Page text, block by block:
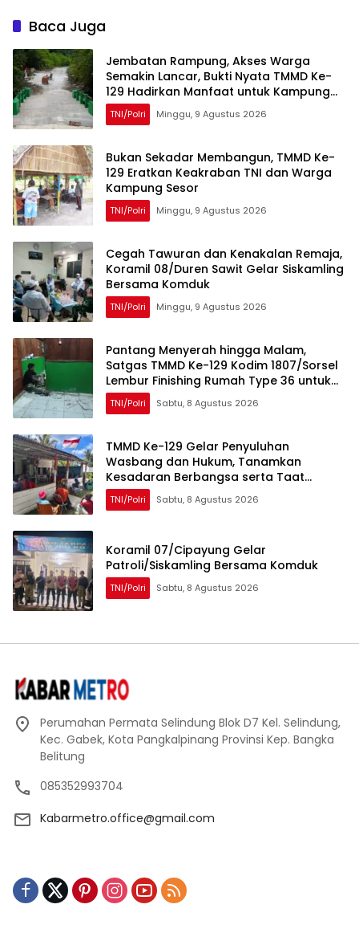
Baca Juga
Jembatan Rampung, Akses Warga
Semakin Lancar, Bukti Nyata TMMD Ke-
129 Hadirkan Manfaat untuk Kampung
Sesor
TNI/Polri Minggu, 9 Agustus 2026
Bukan Sekadar Membangun, TMMD Ke-
129 Eratkan Keakraban TNI dan Warga
Kampung Sesor
TNI/Polri Minggu, 9 Agustus 2026
Cegah Tawuran dan Kenakalan Remaja,
Koramil 08/Duren Sawit Gelar Siskamling
Bersama Komduk
TNI/Polri Minggu, 9 Agustus 2026
Pantang Menyerah hingga Malam,
Satgas TMMD Ke-129 Kodim 1807/Sorsel
Lembur Finishing Rumah Type 36 untuk
Warga Kampung Sesor
TNI/Polri Sabtu, 8 Agustus 2026
TMMD Ke-129 Gelar Penyuluhan
Wasbang dan Hukum, Tanamkan
Kesadaran Berbangsa serta Taat
Aturan di Kampung Sesor
TNI/Polri Sabtu, 8 Agustus 2026
Koramil 07/Cipayung Gelar
Patroli/Siskamling Bersama Komduk
TNI/Polri Sabtu, 8 Agustus 2026
Perumahan Permata Selindung Blok D7 Kel. Selindung,
Kec. Gabek, Kota Pangkalpinang Provinsi Kep. Bangka
Belitung
085352993704
Kabarmetro.office@gmail.com